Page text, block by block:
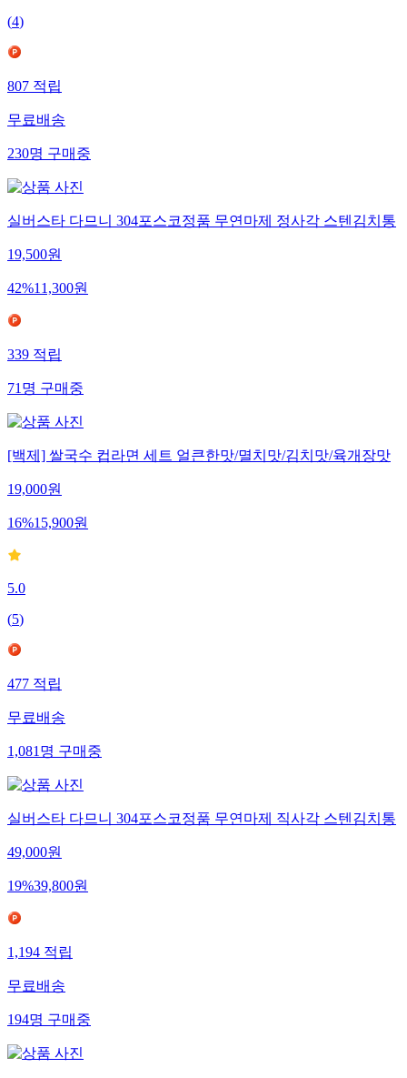
(4)
807 적립
무료배송
230명 구매중
실버스타 다므니 304포스코정품 무연마제 정사각 스텐김치통
19,500원
42%11,300원
339 적립
71 명 구매중
[백제] 쌀국수 컵라면 세트 얼큰한맛/멸치맛/김치맛/육개장맛
19,000원
16%15,900원
5.0
(5)
477 적립
무료배송
1,081 명 구매중
실버스타 다므니 304포스코정품 무연마제 직사각 스텐김치통
49,000원
19%39,800원
1,194 적립
무료배송
194명 구매중